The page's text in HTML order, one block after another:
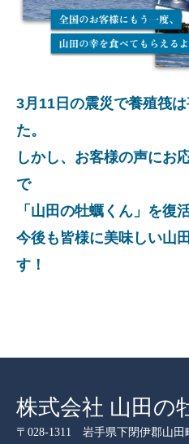
3月11日の震災で養殖筏
た。
しかし、お客様の声にお
で
「山田の牡蠣くん」を復
今後も皆様に美味しい山
す！
株式会社 山田の
〒028-1311 岩手県下閉伊郡山田